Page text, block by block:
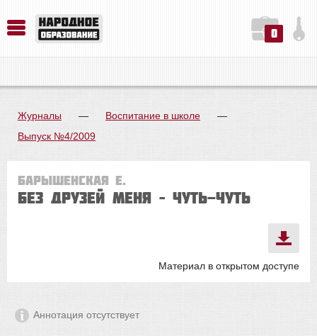
0
Журналы — Воспитание в школе
—
Выпуск №4/2009
Барышенская Е.
Без друзей меня – чуть-чуть
Материал в открытом доступе
Аннотация отсутствует